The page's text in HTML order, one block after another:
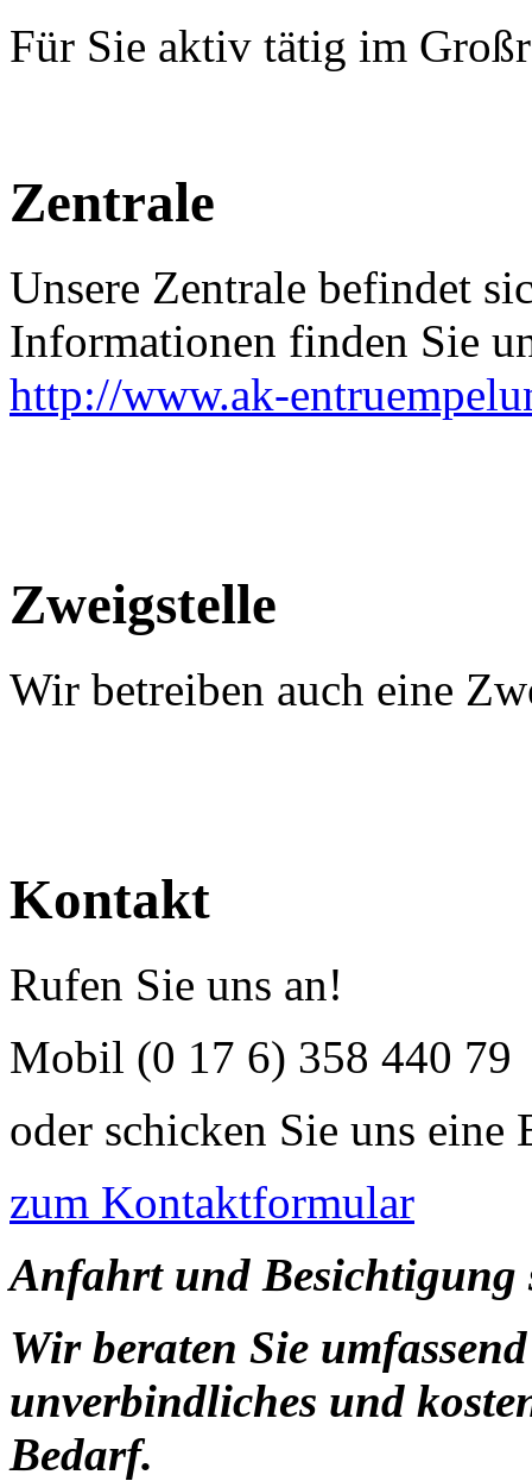
Für Sie aktiv tätig im
Zentrale
Unsere Zentrale befindet
Informationen finden Sie
http://www.ak-
Zweigstelle
Wir betreiben auch eine
Kontakt
Rufen Sie uns an!
Mobil (0 17 6) 358 440 79
oder schicken Sie uns eine
zum Kontaktformular
Anfahrt und Besichtigung
Wir beraten Sie
unverbindliches und
Bedarf.